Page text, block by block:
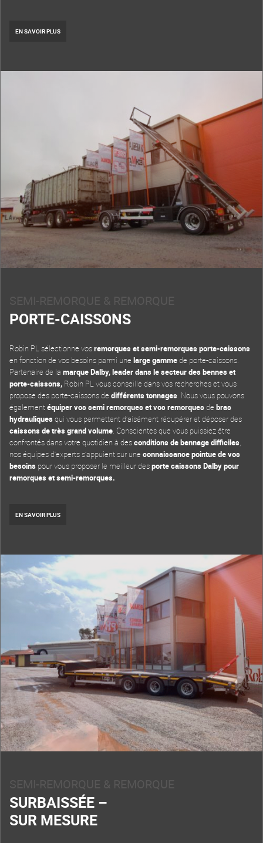
EN SAVOIR PLUS
SEMI-REMORQUE & REMORQUE
PORTE-CAISSONS
Robin PL sélectionne vosremorques et semi-remorques porte-caissons
en fonction de vos besoins parmi une large gammede porte-caissons.
Partenaire de la marque Dalby, leader dans le secteur des bennes et
porte-caissons, Robin PL vous conseille dans vos recherches et vous
propose des porte-caissons de différents tonnages. Nous vous pouvons
égalementéquiper vos semi remorques et vos remorquesde bras
hydrauliquesqui vous permettent d’aisément récupérer et déposer des
caissons de très grand volume. Conscientes que vous puissiez être
confrontés dans votre quotidien à desconditions de bennage difficiles,
nos équipes d’experts s’appuient sur une connaissance pointue de vos
besoins pour vous proposer le meilleur desporte caissons Dalby pour
remorques et semi-remorques.
EN SAVOIR PLUS
SEMI-REMORQUE & REMORQUE
SURBAISSÉE –
SUR MESURE